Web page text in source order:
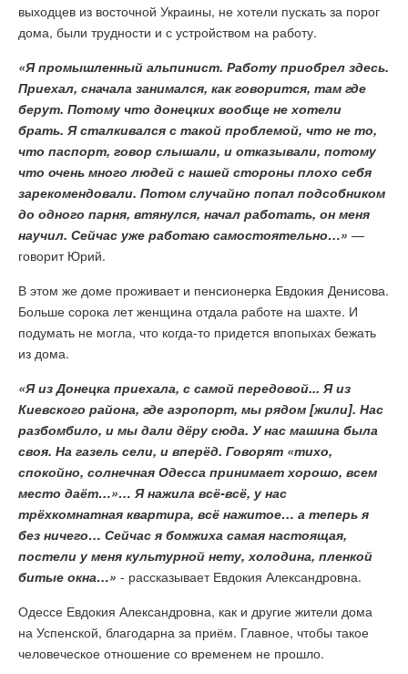
выходцев из восточной Украины, не хотели пускать за порог
дома, были трудности и с устройством на работу.
«Я промышленный альпинист. Работу приобрел здесь.
Приехал, сначала занимался, как говорится, там где
берут. Потому что донецких вообще не хотели
брать. Я сталкивался с такой проблемой, что не то,
что паспорт, говор слышали, и отказывали, потому
что очень много людей с нашей стороны плохо себя
зарекомендовали. Потом случайно попал подсобником
до одного парня, втянулся, начал работать, он меня
научил. Сейчас уже работаю самостоятельно…» —
говорит Юрий.
В этом же доме проживает и пенсионерка Евдокия Денисова.
Больше сорока лет женщина отдала работе на шахте. И
подумать не могла, что когда-то придется впопыхах бежать
из дома.
«Я из Донецка приехала, с самой передовой... Я из
Киевского района, где аэропорт, мы рядом [жили]. Нас
разбомбило, и мы дали дёру сюда. У нас машина была
своя. На газель сели, и вперёд. Говорят «тихо,
спокойно, солнечная Одесса принимает хорошо, всем
место даёт…»… Я нажила всё-всё, у нас
трёхкомнатная квартира, всё нажитое… а теперь я
без ничего… Сейчас я бомжиха самая настоящая,
постели у меня культурной нету, холодина, пленкой
битые окна…» - рассказывает Евдокия Александровна.
Одессе Евдокия Александровна, как и другие жители дома
на Успенской, благодарна за приём. Главное, чтобы такое
человеческое отношение со временем не прошло.